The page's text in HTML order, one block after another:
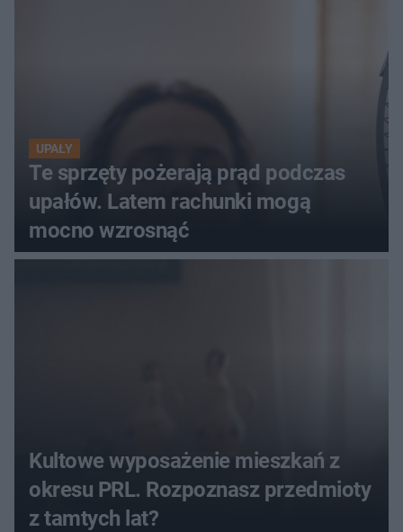
UPAŁY
Te sprzęty pożerają prąd podczas
upałów. Latem rachunki mogą
mocno wzrosnąć
Kultowe wyposażenie mieszkań z
okresu PRL. Rozpoznasz przedmioty
z tamtych lat?